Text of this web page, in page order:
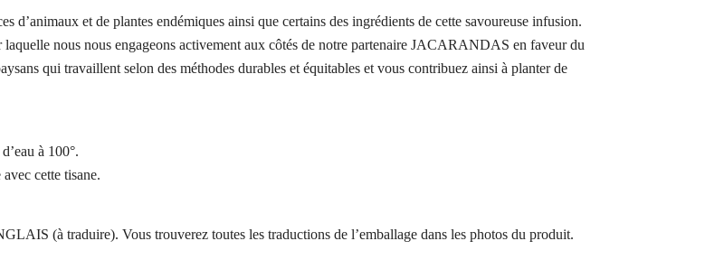
d’animaux et de plantes endémiques ainsi que certains des ingrédients de cette savoureuse infusion.
nous nous engageons activement aux côtés de notre partenaire JACARANDAS en faveur du
qui travaillent selon des méthodes durables et équitables et vous contribuez ainsi à planter de
à 100°.
cette tisane.
(à traduire). Vous trouverez toutes les traductions de l’emballage dans les photos du produit.